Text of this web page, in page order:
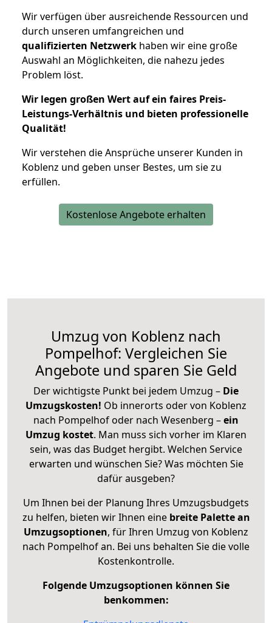
Wir verfügen über ausreichende Ressourcen und
durch unseren umfangreichen und
qualifizierten Netzwerk haben wir eine große
Auswahl an Möglichkeiten, die nahezu jedes
Problem löst.
Wir legen großen Wert auf ein faires Preis-
Leistungs-Verhältnis und bieten professionelle
Qualität!
Wir verstehen die Ansprüche unserer Kunden in
Koblenz und geben unser Bestes, um sie zu
erfüllen.
Kostenlose Angebote erhalten
Umzug von Koblenz nach
Pompelhof: Vergleichen Sie
Angebote und sparen Sie Geld
Der wichtigste Punkt bei jedem Umzug – Die
Umzugskosten! Ob innerorts oder von Koblenz
nach Pompelhof oder nach Wesenberg –ein
Umzug kostet. Man muss sich vorher im Klaren
sein, was das Budget hergibt. Welchen Service
erwarten und wünschen Sie? Was möchten Sie
dafür ausgeben?
Um Ihnen bei der Planung Ihres Umzugsbudgets
zu helfen, bieten wir Ihnen eine breite Palette an
Umzugsoptionen, für Ihren Umzug von Koblenz
nach Pompelhof an. Bei uns behalten Sie die volle
Kostenkontrolle.
Folgende Umzugsoptionen können Sie
benkommen: